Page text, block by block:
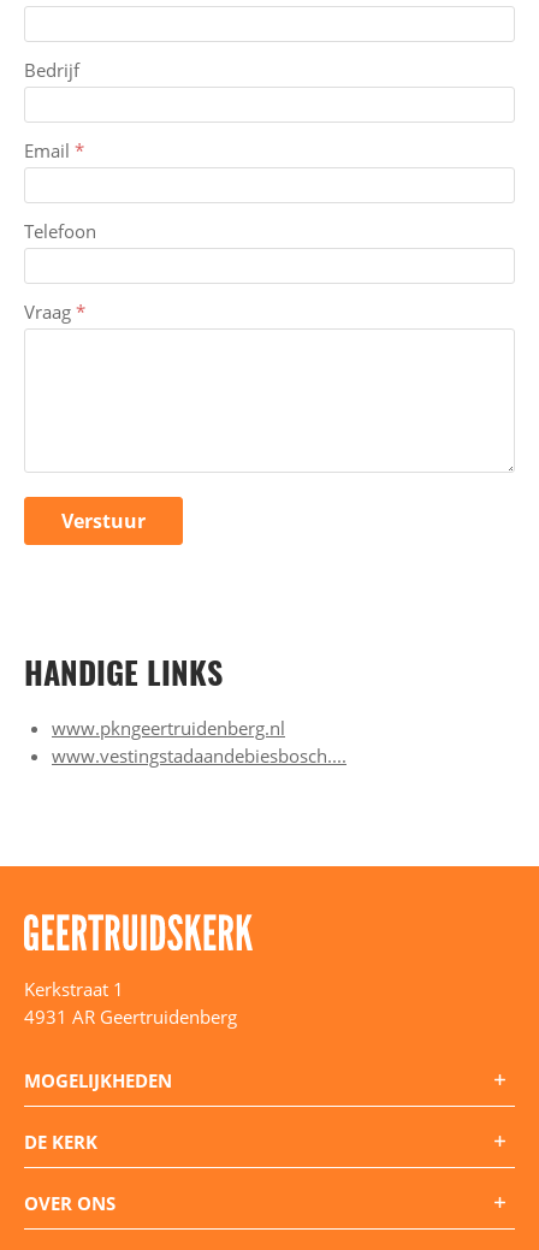
Bedrijf
Email *
Telefoon
Vraag *
HANDIGE LINKS
www.pkngeertruidenberg.nl
www.vestingstadaandebiesbosch....
Kerkstraat 1
4931 AR Geertruidenberg
MOGELIJKHEDEN
DE KERK
OVER ONS